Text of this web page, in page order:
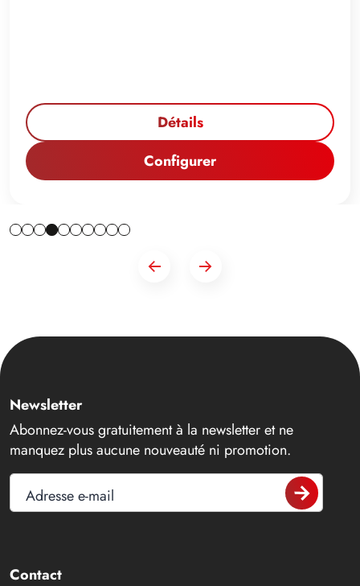
Détails
Configurer
Newsletter
Abonnez-vous gratuitement à la newsletter et ne
manquez plus aucune nouveauté ni promotion.
Adresse e-mail
Contact